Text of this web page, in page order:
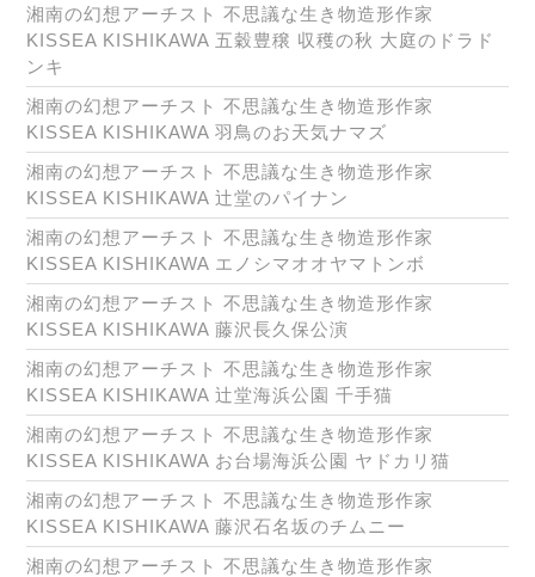
湘南の幻想アーチスト 不思議な生き物造形作家
KISSEA KISHIKAWA 五穀豊穣 収穫の秋 大庭のドラド
ンキ
湘南の幻想アーチスト 不思議な生き物造形作家
KISSEA KISHIKAWA 羽鳥のお天気ナマズ
湘南の幻想アーチスト 不思議な生き物造形作家
KISSEA KISHIKAWA 辻堂のパイナン
湘南の幻想アーチスト 不思議な生き物造形作家
KISSEA KISHIKAWA エノシマオオヤマトンボ
湘南の幻想アーチスト 不思議な生き物造形作家
KISSEA KISHIKAWA 藤沢長久保公演
湘南の幻想アーチスト 不思議な生き物造形作家
KISSEA KISHIKAWA 辻堂海浜公園 千手猫
湘南の幻想アーチスト 不思議な生き物造形作家
KISSEA KISHIKAWA お台場海浜公園 ヤドカリ猫
湘南の幻想アーチスト 不思議な生き物造形作家
KISSEA KISHIKAWA 藤沢石名坂のチムニー
湘南の幻想アーチスト 不思議な生き物造形作家